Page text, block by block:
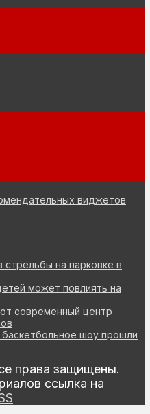
виджетов
на парковке в
может повлиять на
современный центр
шоу прошли
права защищены.
ссылка на